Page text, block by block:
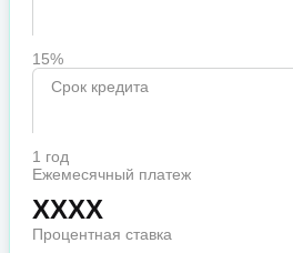
15%
Срок кредита
1 год
Ежемесячный платеж
XXXX
Процентная ставка